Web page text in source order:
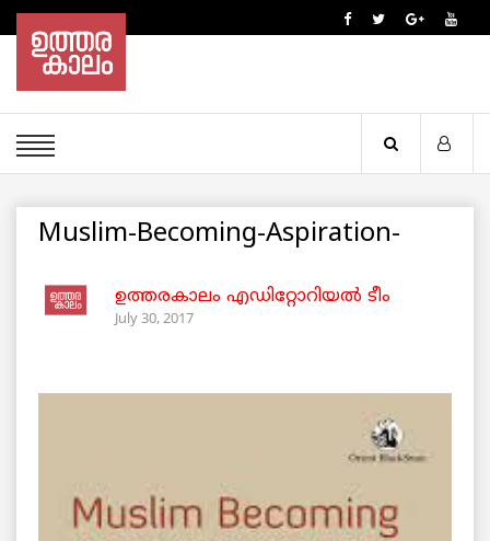
Muslim-Becoming-Aspiration-
ഉത്തരകാലം എഡിറ്റോറിയല്‍ ടീം
July 30, 2017